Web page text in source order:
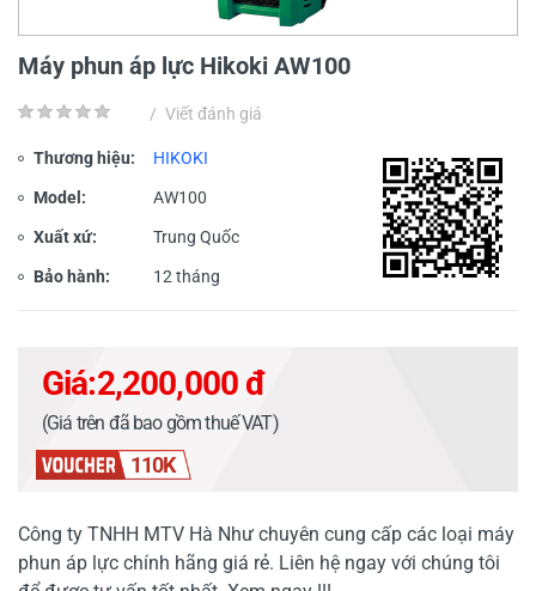
Máy phun áp lực Hikoki AW100
/ Viết đánh giá
Thương hiệu: HIKOKI
Model: AW100
Xuất xứ: Trung Quốc
Bảo hành: 12 tháng
Giá:2,200,000 đ
(Giá trên đã bao gồm thuế VAT)
110K
Công ty TNHH MTV Hà Như chuyên cung cấp các loại máy
phun áp lực chính hãng giá rẻ. Liên hệ ngay với chúng tôi